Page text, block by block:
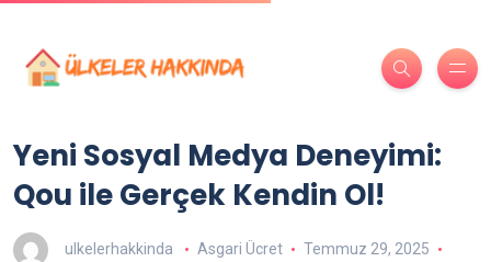
Yeni Sosyal Medya Deneyimi:
Qou ile Gerçek Kendin Ol!
ulkelerhakkinda Asgari Ücret
Temmuz 29, 2025